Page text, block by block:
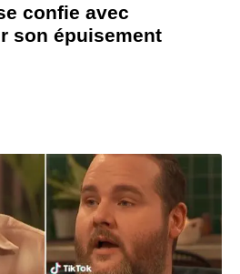
confie avec
son épuisement